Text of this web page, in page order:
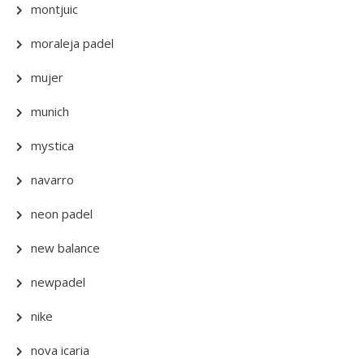
montjuic
moraleja padel
mujer
munich
mystica
navarro
neon padel
new balance
newpadel
nike
nova icaria